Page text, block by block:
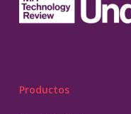
Productos